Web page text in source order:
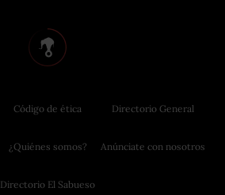
Código de ética
¿Quiénes somos?
Directorio El Sabueso
Directorio General
Anúnciate con nosotros